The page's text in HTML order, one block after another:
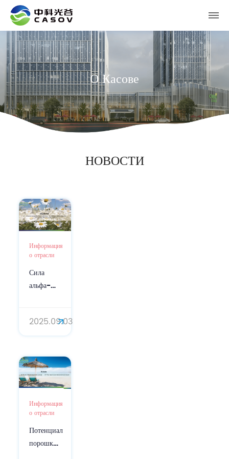
О Касове
НОВОСТИ
Информация
о отрасли
Сила
альфа-
(номер
26-1):
подробное
руководство
2025.09.03
Информация
о отрасли
Потенциал
порошка